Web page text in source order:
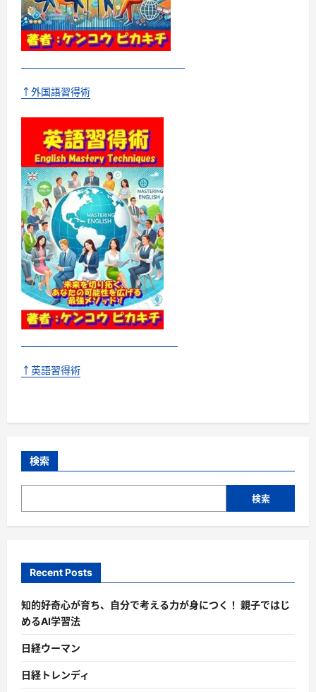
↑外国語習得術
↑英語習得術
検索
検索
Recent Posts
知的好奇心が育ち、自分で考える力が身につく！ 親子ではじ
めるAI学習法
日経ウーマン
日経トレンディ